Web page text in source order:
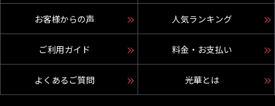
お客様からの声 人気ランキング
ご利用ガイド 料金・お支払い
よくあるご質問 光華とは